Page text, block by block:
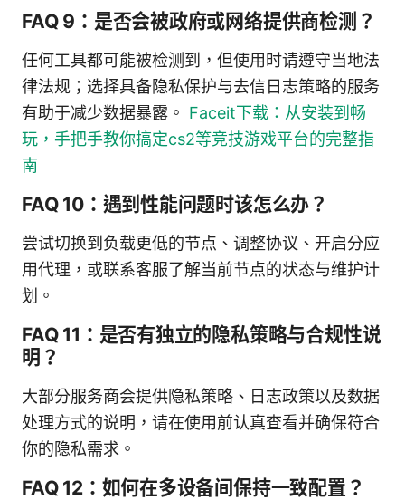
FAQ 9：是否会被政府或网络提供商检测？
任何工具都可能被检测到，但使用时请遵守当地法
律法规；选择具备隐私保护与去信日志策略的服务
有助于减少数据暴露。 Faceit下载：从安装到畅
玩，手把手教你搞定cs2等竞技游戏平台的完整指
南
FAQ 10：遇到性能问题时该怎么办？
尝试切换到负载更低的节点、调整协议、开启分应
用代理，或联系客服了解当前节点的状态与维护计
划。
FAQ 11：是否有独立的隐私策略与合规性说
明？
大部分服务商会提供隐私策略、日志政策以及数据
处理方式的说明，请在使用前认真查看并确保符合
你的隐私需求。
FAQ 12：如何在多设备间保持一致配置？